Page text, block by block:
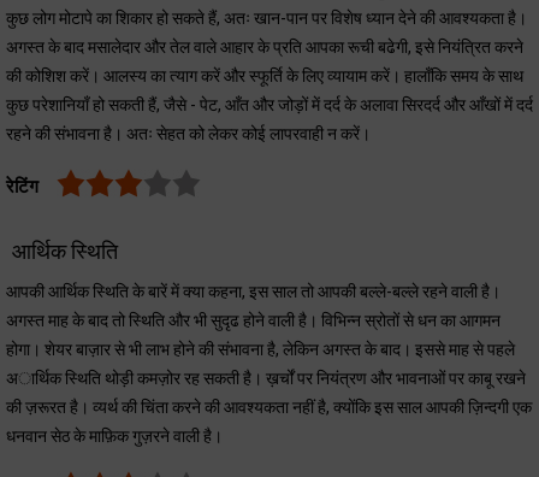
कुछ लोग मोटापे का शिकार हो सकते हैं, अतः खान-पान पर विशेष ध्यान देने की आवश्यकता है।
अगस्त के बाद मसालेदार और तेल वाले आहार के प्रति आपका रूची बढेगी, इसे नियंत्रित करने
की कोशिश करें। आलस्य का त्याग करें और स्फूर्ति के लिए व्यायाम करें। हालाँकि समय के साथ
कुछ परेशानियाँ हो सकती हैं, जैसे - पेट, आँत और जोड़ों में दर्द के अलावा सिरदर्द और आँखों में दर्द
रहने की संभावना है। अतः सेहत को लेकर कोई लापरवाही न करें।
रेटिंग
आर्थिक स्थिति
आपकी आर्थिक स्थिति के बारें में क्या कहना, इस साल तो आपकी बल्ले-बल्ले रहने वाली है।
अगस्त माह के बाद तो स्थिति और भी सुदृढ होने वाली है। विभिन्न स्रोतों से धन का आगमन
होगा। शेयर बाज़ार से भी लाभ होने की संभावना है, लेकिन अगस्त के बाद। इससे माह से पहले
अार्थिक स्थिति थोड़ी कमज़ोर रह सकती है। ख़र्चों पर नियंत्रण और भावनाओं पर काबू रखने
की ज़रूरत है। व्यर्थ की चिंता करने की आवश्यकता नहीं है, क्योंकि इस साल आपकी ज़िन्दगी एक
धनवान सेठ के माफ़िक गुज़रने वाली है।